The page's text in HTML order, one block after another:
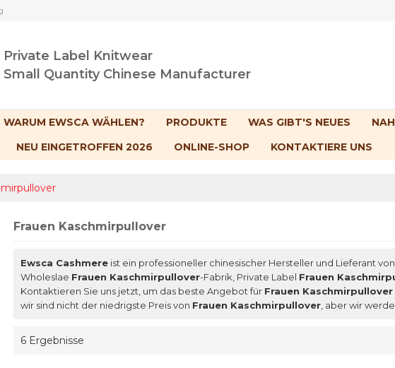
Private Label Knitwear
Small Quantity Chinese Manufacturer
WARUM EWSCA WÄHLEN? PRODUKTE WAS GIBT'S NEUES
NEU EINGETROFFEN 2026 ONLINE-SHOP KONTAKTIERE UNS
Frauen Kaschmirpullover
Ewsca Cashmere ist ein professioneller chinesischer Hersteller und Lieferant von
Wholeslae Frauen Kaschmirpullover-Fabrik, Private Label Frauen
Kontaktieren Sie uns jetzt, um das beste Angebot für Frauen Kaschmirpullover
wir sind nicht der niedrigste Preis von Frauen Kaschmirpullover , aber wir
6 Ergebnisse